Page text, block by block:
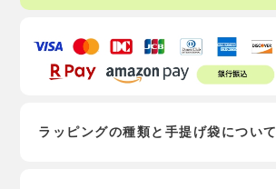
ラッピングの種類と手提げ袋について